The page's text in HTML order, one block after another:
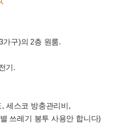
가구)의 2층 원룸.
기.
세스코 방충관리비,
레기 봉투 사용안 합니다)